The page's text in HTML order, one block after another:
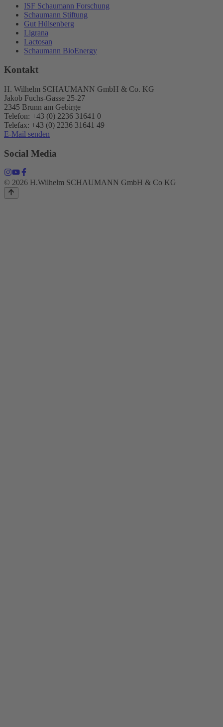
ISF Schaumann Forschung
Schaumann Stiftung
Gut Hülsenberg
Ligrana
Lactosan
Schaumann BioEnergy
Kontakt
H. Wilhelm SCHAUMANN GmbH & Co. KG
Jakob Fuchs-Gasse 25-27
2345 Brunn am Gebirge
Telefon: +43 (0) 2236 31641 0
Telefax: +43 (0) 2236 31641 49
E-Mail senden
Social Media
© 2026 H.Wilhelm SCHAUMANN GmbH & Co KG